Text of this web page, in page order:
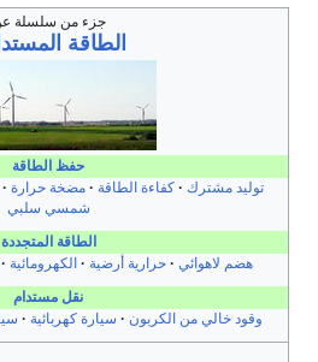
مضخة حرارة عمارة خضراء
توليد مصغر
الكهرومائية الشمسية الأمواج
الرياح
سيارة كهربائية
سيارة خضراء Plug-in hybrid